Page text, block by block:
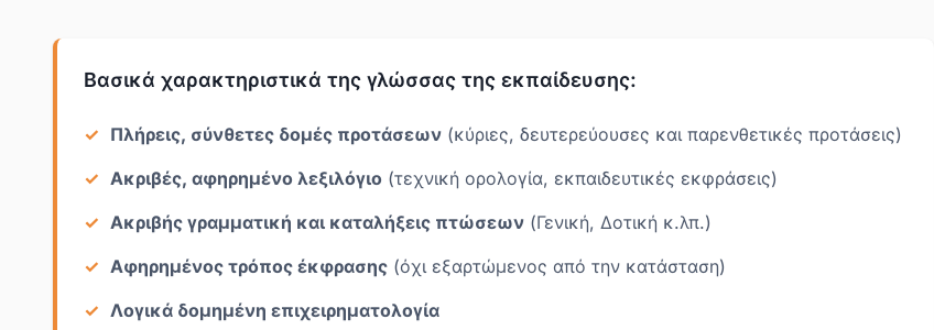
Βασικά χαρακτηριστικά της γλώσσας της εκπαίδευσης:
Πλήρεις, σύνθετες δομές προτάσεων (κύριες, δευτερεύουσες και παρενθετικές προτάσεις)
Ακριβές, αφηρημένο λεξιλόγιο (τεχνική ορολογία, εκπαιδευτικές εκφράσεις)
Ακριβής γραμματική και καταλήξεις πτώσεων (Γενική, Δοτική κ.λπ.)
Αφηρημένος τρόπος έκφρασης (όχι εξαρτώμενος από την κατάσταση)
Λογικά δομημένη επιχειρηματολογία